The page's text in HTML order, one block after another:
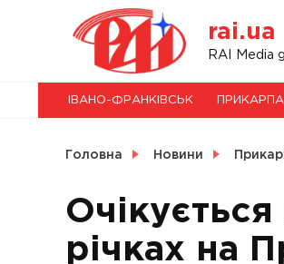
rai.ua
RAI Media
НОВИНИ
СВІТ
УКРАЇНА
ІВАНО-ФРАНКІВСЬК
Головна Новини
річках на